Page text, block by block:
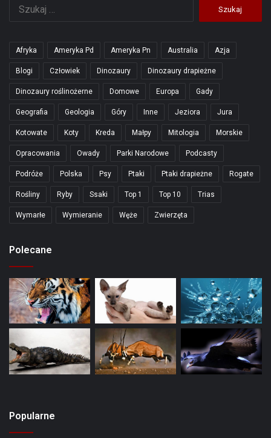
Afryka Ameryka Pd Ameryka Pn Australia Azja
Blogi Człowiek Dinozaury Dinozaury drapieżne
Dinozaury roślinożerne Domowe Europa Gady
Geografia Geologia Góry Inne Jeziora Jura
Kotowate Koty Kreda Małpy Mitologia Morskie
Opracowania Owady Parki Narodowe Podcasty
Podróże Polska Psy Ptaki Ptaki drapieżne Rogate
Rośliny Ryby Ssaki Top 1 Top 10 Trias
Wymarłe Wymieranie Węże Zwierzęta
Polecane
Popularne